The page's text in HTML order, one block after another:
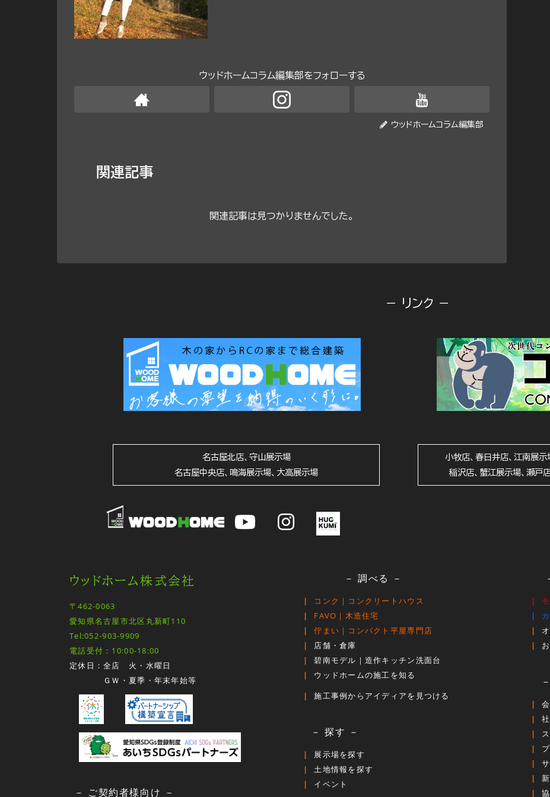
ウッドホームコラム編集部をフォローする
ウッドホームコラム編集部
関連記事
関連記事は見つかりませんでした。
－ リンク －
名古屋北店、守山展示場
名古屋中央店、鳴海展示場、大高展示場
小牧店、春日井店、江南展
稲沢店、蟹江展示場、瀬戸
ウッドホーム株式会社
〒462-0063
愛知県名古屋市北区丸新町110
Tel:052-903-9909
電話受付：10:00-18:00
定休日：全店 火・水曜日
ＧＷ・夏季・年末年始等
－ ご契約者様向け －
－ 調べる －
コンク｜コンクリートハウス
FAVO｜木造住宅
佇まい｜コンパクト平屋専門店
店舗・倉庫
碧南モデル｜造作キッチン洗面台
ウッドホームの施工を知る
施工事例からアイディアを見つける
－ 探す －
展示場を探す
土地情報を探す
イベント